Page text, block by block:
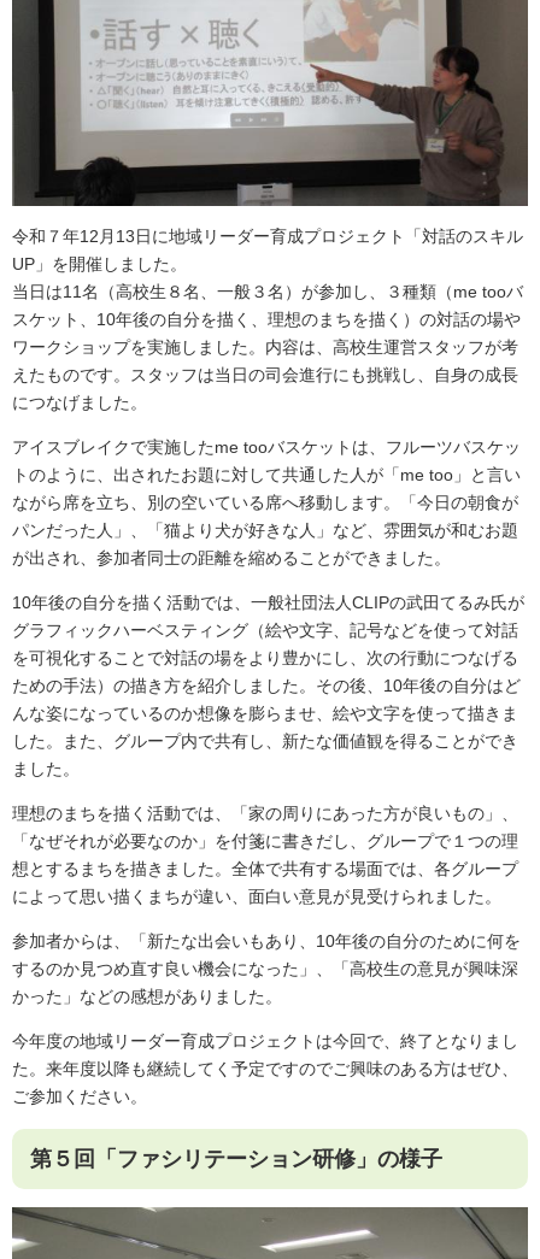
令和７年12月13日に地域リーダー育成プロジェクト「対話のスキル
UP」を開催しました。
当日は11名（高校生８名、一般３名）が参加し、３種類（me tooバ
スケット、10年後の自分を描く、理想のまちを描く）の対話の場や
ワークショップを実施しました。内容は、高校生運営スタッフが考
えたものです。スタッフは当日の司会進行にも挑戦し、自身の成長
につなげました。
アイスブレイクで実施したme tooバスケットは、フルーツバスケッ
トのように、出されたお題に対して共通した人が「me too」と言い
ながら席を立ち、別の空いている席へ移動します。「今日の朝食が
パンだった人」、「猫より犬が好きな人」など、雰囲気が和むお題
が出され、参加者同士の距離を縮めることができました。
10年後の自分を描く活動では、一般社団法人CLIPの武田てるみ氏が
グラフィックハーベスティング（絵や文字、記号などを使って対話
を可視化することで対話の場をより豊かにし、次の行動につなげる
ための手法）の描き方を紹介しました。その後、10年後の自分はど
んな姿になっているのか想像を膨らませ、絵や文字を使って描きま
した。また、グループ内で共有し、新たな価値観を得ることができ
ました。
理想のまちを描く活動では、「家の周りにあった方が良いもの」、
「なぜそれが必要なのか」を付箋に書きだし、グループで１つの理
想とするまちを描きました。全体で共有する場面では、各グループ
によって思い描くまちが違い、面白い意見が見受けられました。
参加者からは、「新たな出会いもあり、10年後の自分のために何を
するのか見つめ直す良い機会になった」、「高校生の意見が興味深
かった」などの感想がありました。
今年度の地域リーダー育成プロジェクトは今回で、終了となりまし
た。来年度以降も継続してく予定ですのでご興味のある方はぜひ、
ご参加ください。
第５回「ファシリテーション研修」の様子